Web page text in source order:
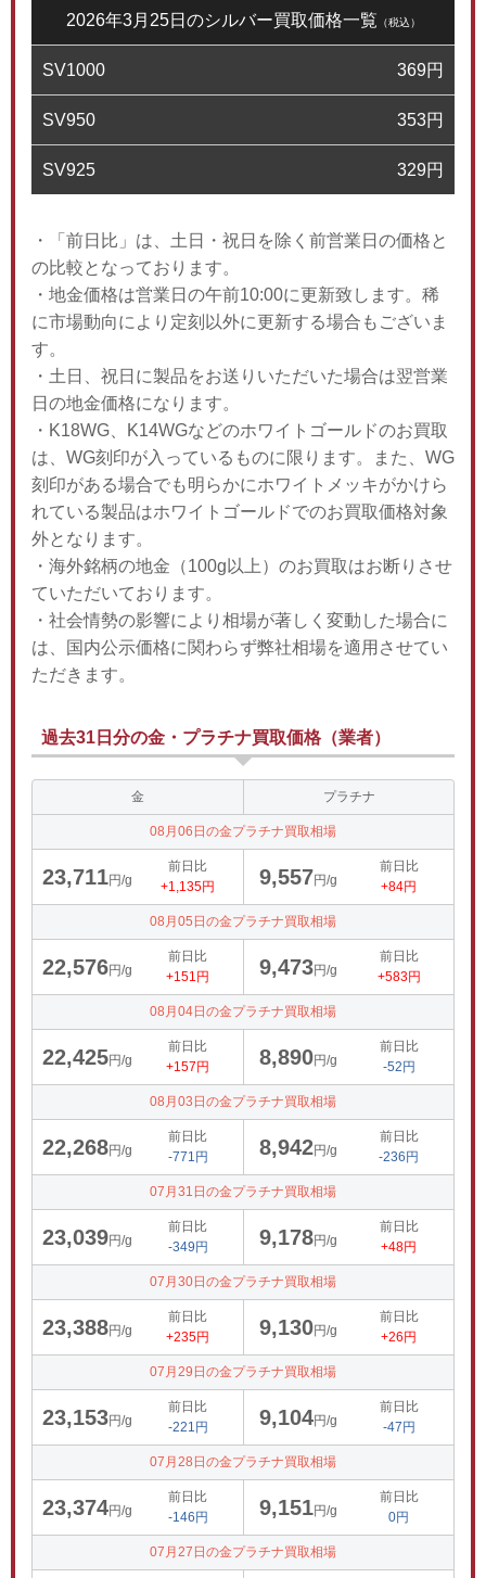
2026年3月25日のシルバー買取価格一覧 （税込）
SV1000 369円
SV950 353円
SV925 329円
・「前日比」は、土日・祝日を除く前営業日の価格と
の比較となっております。
・地金価格は営業日の午前10:00に更新致します。稀
に市場動向により定刻以外に更新する場合もございま
す。
・土日、祝日に製品をお送りいただいた場合は翌営業
日の地金価格になります。
・K18WG、K14WGなどのホワイトゴールドのお買取
は、WG刻印が入っているものに限ります。また、WG
刻印がある場合でも明らかにホワイトメッキがかけら
れている製品はホワイトゴールドでのお買取価格対象
外となります。
・海外銘柄の地金（100g以上）のお買取はお断りさせ
ていただいております。
・社会情勢の影響により相場が著しく変動した場合に
は、国内公示価格に関わらず弊社相場を適用させてい
ただきます。
過去31日分の金・プラチナ買取価格（業者）
金 プラチナ
08月06日の金プラチナ買取相場
23,711円/g
前日比
+1,135円
9,557円/g
前日比
+84円
08月05日の金プラチナ買取相場
22,576円/g
前日比
+151円
9,473円/g
前日比
+583円
08月04日の金プラチナ買取相場
22,425円/g
前日比
+157円
8,890円/g
前日比
-52円
08月03日の金プラチナ買取相場
22,268円/g
前日比
-771円
8,942円/g
前日比
-236円
07月31日の金プラチナ買取相場
23,039円/g
前日比
-349円
9,178円/g
前日比
+48円
07月30日の金プラチナ買取相場
23,388円/g
前日比
+235円
9,130円/g
前日比
+26円
07月29日の金プラチナ買取相場
23,153円/g
前日比
-221円
9,104円/g
前日比
-47円
07月28日の金プラチナ買取相場
23,374円/g
前日比
-146円
9,151円/g
前日比
0円
07月27日の金プラチナ買取相場